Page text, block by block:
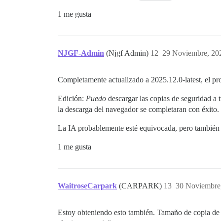
1 me gusta
NJGF-Admin (Njgf Admin) 29 Noviembre,
12
Completamente actualizado a 2025.12.0-latest, el
Edición: Puedo descargar las copias de seguridad
la descarga del navegador se completaran con éxito.
La IA probablemente esté equivocada, pero
1 me gusta
WaitroseCarpark (CARPARK) 30
13
Estoy obteniendo esto también. Tamaño de copia